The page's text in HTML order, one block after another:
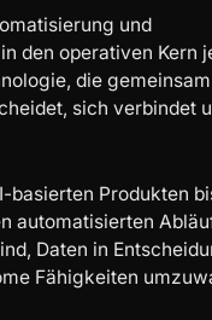
und
den operativen Kern
die
sich verbindet
basierten Produkten
automatisierten
Daten in
Fähigkeiten